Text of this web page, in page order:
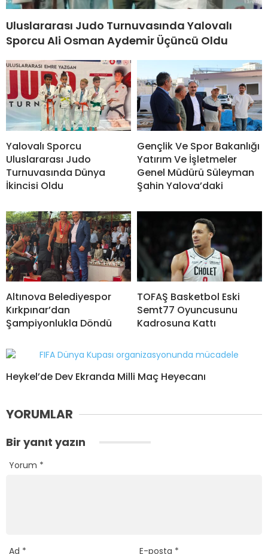
Uluslararası Judo Turnuvasında Yalovalı
Sporcu Ali Osman Aydemir Üçüncü Oldu
Yalovalı Sporcu
Uluslararası Judo
Turnuvasında Dünya
İkincisi Oldu
Gençlik Ve Spor Bakanlığı
Yatırım Ve İşletmeler
Genel Müdürü Süleyman
Şahin Yalova’daki
Altınova Belediyespor
Kırkpınar’dan
Şampiyonlukla Döndü
TOFAŞ Basketbol Eski
Semt77 Oyuncusunu
Kadrosuna Kattı
Heykel’de Dev Ekranda Milli Maç Heyecanı
YORUMLAR
Bir yanıt yazın
Yorum *
Ad * E-posta *